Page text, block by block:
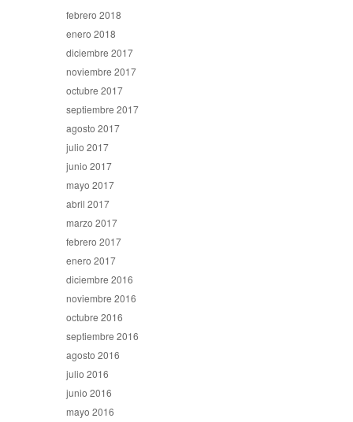
febrero 2018
enero 2018
diciembre 2017
noviembre 2017
octubre 2017
septiembre 2017
agosto 2017
julio 2017
junio 2017
mayo 2017
abril 2017
marzo 2017
febrero 2017
enero 2017
diciembre 2016
noviembre 2016
octubre 2016
septiembre 2016
agosto 2016
julio 2016
junio 2016
mayo 2016